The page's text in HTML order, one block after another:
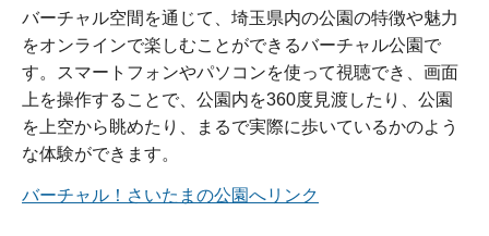
バーチャル空間を通じて、埼玉県内の公園の特徴や魅力
をオンラインで楽しむことができるバーチャル公園で
す。スマートフォンやパソコンを使って視聴でき、画面
上を操作することで、公園内を360度見渡したり、公園
を上空から眺めたり、まるで実際に歩いているかのよう
な体験ができます。
バーチャル！さいたまの公園へリンク